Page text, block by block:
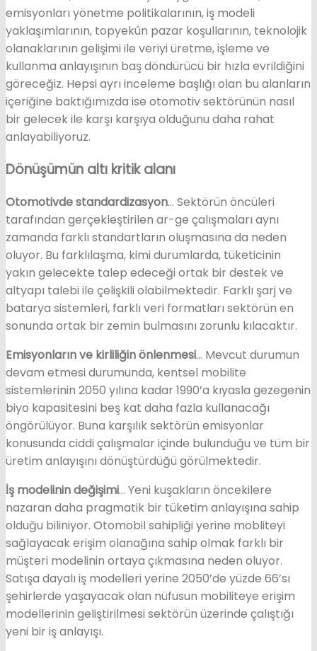
emisyonları yönetme politikalarının, iş modeli
yaklaşımlarının, topyekûn pazar koşullarının, teknolojik
olanaklarının gelişimi ile veriyi üretme, işleme ve
kullanma anlayışının baş döndürücü bir hızla evrildiğini
göreceğiz. Hepsi ayrı inceleme başlığı olan bu alanların
içeriğine baktığımızda ise otomotiv sektörünün nasıl
bir gelecek ile karşı karşıya olduğunu daha rahat
anlayabiliyoruz.
Dönüşümün altı kritik alanı
Otomotivde standardizasyon… Sektörün öncüleri
tarafından gerçekleştirilen ar-ge çalışmaları aynı
zamanda farklı standartların oluşmasına da neden
oluyor. Bu farklılaşma, kimi durumlarda, tüketicinin
yakın gelecekte talep edeceği ortak bir destek ve
altyapı talebi ile çelişkili olabilmektedir. Farklı şarj ve
batarya sistemleri, farklı veri formatları sektörün en
sonunda ortak bir zemin bulmasını zorunlu kılacaktır.
Emisyonların ve kirliliğin önlenmesi… Mevcut durumun
devam etmesi durumunda, kentsel mobilite
sistemlerinin 2050 yılına kadar 1990’a kıyasla gezegenin
biyo kapasitesini beş kat daha fazla kullanacağı
öngörülüyor. Buna karşılık sektörün emisyonlar
konusunda ciddi çalışmalar içinde bulunduğu ve tüm bir
üretim anlayışını dönüştürdüğü görülmektedir.
İş modelinin değişimi… Yeni kuşakların öncekilere
nazaran daha pragmatik bir tüketim anlayışına sahip
olduğu biliniyor. Otomobil sahipliği yerine mobliteyi
sağlayacak erişim olanağına sahip olmak farklı bir
müşteri modelinin ortaya çıkmasına neden oluyor.
Satışa dayalı iş modelleri yerine 2050’de yüzde 66’sı
şehirlerde yaşayacak olan nüfusun mobiliteye erişim
modellerinin geliştirilmesi sektörün üzerinde çalıştığı
yeni bir iş anlayışı.